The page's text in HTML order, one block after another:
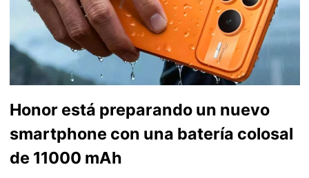
Honor está preparando un nuevo
smartphone con una batería colosal
de 11000 mAh